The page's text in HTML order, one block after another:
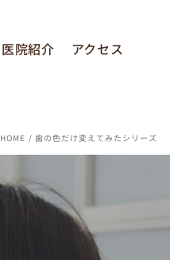
医院紹介 アクセス
HOME 歯の色だけ変えてみたシリーズ